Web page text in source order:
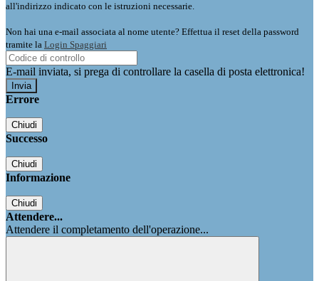
all'indirizzo indicato con le istruzioni necessarie.
Non hai una e-mail associata al nome utente? Effettua il reset della password
tramite la Login Spaggiari
E-mail inviata, si prega di controllare la casella di posta elettronica!
Errore
Chiudi
Successo
Chiudi
Informazione
Chiudi
Attendere...
Attendere il completamento dell'operazione...